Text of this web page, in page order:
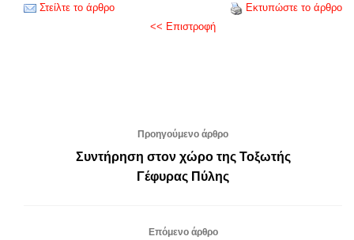
Στείλτε το άρθρο
Εκτυπώστε το άρθρο
<< Επιστροφή
Προηγούμενο άρθρο
Συντήρηση στον χώρο της Τοξωτής
Γέφυρας Πύλης
Επόμενο άρθρο